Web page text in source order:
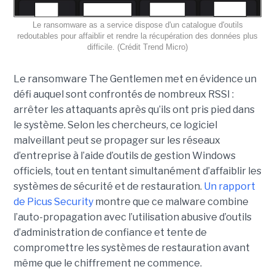
Le ransomware as a service dispose d'un catalogue d'outils
redoutables pour affaiblir et rendre la récupération des données plus
difficile. (Crédit Trend Micro)
Le ransomware The Gentlemen met en évidence un
défi auquel sont confrontés de nombreux RSSI :
arrêter les attaquants après qu’ils ont pris pied dans
le système. Selon les chercheurs, ce logiciel
malveillant peut se propager sur les réseaux
d’entreprise à l’aide d’outils de gestion Windows
officiels, tout en tentant simultanément d’affaiblir les
systèmes de sécurité et de restauration. Un rapport
de Picus Securitymontre que ce malware combine
l’auto-propagation avec l’utilisation abusive d’outils
d’administration de confiance et tente de
compromettre les systèmes de restauration avant
même que le chiffrement ne commence.